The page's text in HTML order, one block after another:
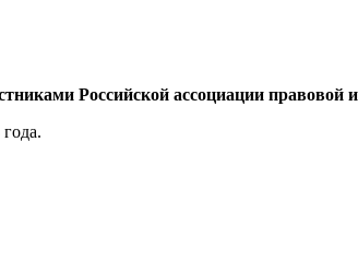
Российской ассоциации